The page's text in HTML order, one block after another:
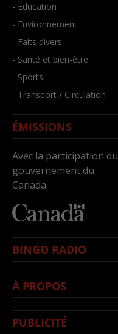
- Éducation
- Environnement
- Faits divers
- Santé et bien-être
- Sports
- Transport / Circulation
ÉMISSIONS
Avec la participation du
gouvernement du
Canada
BINGO RADIO
À PROPOS
PUBLICITÉ